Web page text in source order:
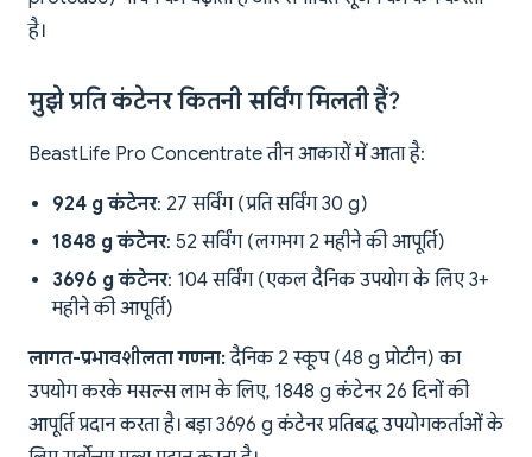
है।
मुझे प्रति कंटेनर कितनी सर्विंग मिलती हैं?
BeastLife Pro Concentrate तीन आकारों में आता है:
924 g कंटेनर: 27 सर्विंग (प्रति सर्विंग 30 g)
1848 g कंटेनर: 52 सर्विंग (लगभग 2 महीने की आपूर्ति)
3696 g कंटेनर: 104 सर्विंग (एकल दैनिक उपयोग के लिए 3+
महीने की आपूर्ति)
लागत-प्रभावशीलता गणना:दैनिक 2 स्कूप (48 g प्रोटीन) का
उपयोग करके मसल्स लाभ के लिए, 1848 g कंटेनर 26 दिनों की
आपूर्ति प्रदान करता है। बड़ा 3696 g कंटेनर प्रतिबद्ध उपयोगकर्ताओं के